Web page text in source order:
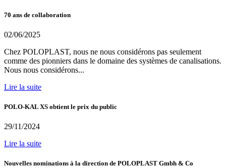
70 ans de collaboration
02/06/2025
Chez POLOPLAST, nous ne nous considérons pas seulement
comme des pionniers dans le domaine des systèmes de canalisations.
Nous nous considérons...
Lire la suite
POLO-KAL XS obtient le prix du public
29/11/2024
Lire la suite
Nouvelles nominations à la direction de POLOPLAST Gmbh & Co